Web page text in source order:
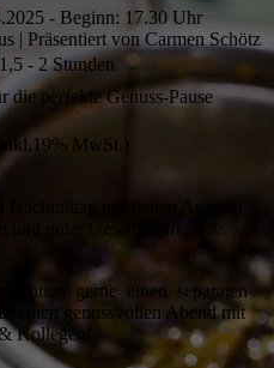
- Beginn: 17.30 Uhr
| Präsentiert von Carmen Schötz
- 2 Stunden
perfekte Genuss-Pause
MwSt.)
Nachmittag mit feinen Aromen,
und guter Gesellschaft. 🍷✨
können gerne einen separaten
einen genussvollen Abend mit
Kollegen!